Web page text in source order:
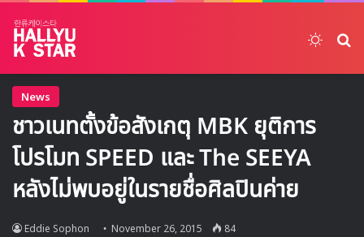
News
ชาวเนทตั้งข้อสังเกตุ MBK ยุติการ
โปรโมท SPEED และ The SEEYA
หลังไม่พบอยู่ในรายชื่อศิลปินค่าย
Eddie Sophon November 26, 2015 84